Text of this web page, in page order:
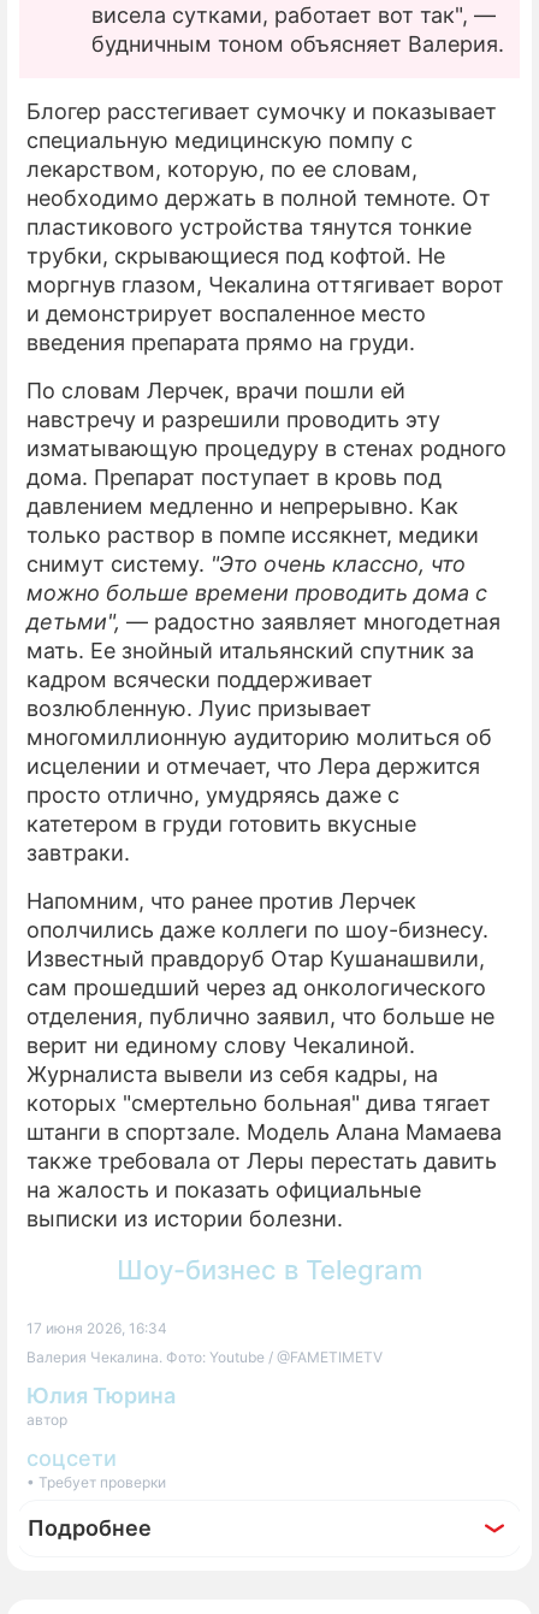
висела сутками, работает вот так", —
будничным тоном объясняет Валерия.
Блогер расстегивает сумочку и показывает
специальную медицинскую помпу с
лекарством, которую, по ее словам,
необходимо держать в полной темноте. От
пластикового устройства тянутся тонкие
трубки, скрывающиеся под кофтой. Не
моргнув глазом, Чекалина оттягивает ворот
и демонстрирует воспаленное место
введения препарата прямо на груди.
По словам Лерчек, врачи пошли ей
навстречу и разрешили проводить эту
изматывающую процедуру в стенах родного
дома. Препарат поступает в кровь под
давлением медленно и непрерывно. Как
только раствор в помпе иссякнет, медики
снимут систему. "Это очень классно, что
можно больше времени проводить дома с
детьми", — радостно заявляет многодетная
мать. Ее знойный итальянский спутник за
кадром всячески поддерживает
возлюбленную. Луис призывает
многомиллионную аудиторию молиться об
исцелении и отмечает, что Лера держится
просто отлично, умудряясь даже с
катетером в груди готовить вкусные
завтраки.
Напомним, что ранее против Лерчек
ополчились даже коллеги по шоу-бизнесу.
Известный правдоруб Отар Кушанашвили,
сам прошедший через ад онкологического
отделения, публично заявил, что больше не
верит ни единому слову Чекалиной.
Журналиста вывели из себя кадры, на
которых "смертельно больная" дива тягает
штанги в спортзале. Модель Алана Мамаева
также требовала от Леры перестать давить
на жалость и показать официальные
выписки из истории болезни.
Шоу-бизнес в Telegram
17 июня 2026, 16:34
Валерия Чекалина. Фото: Youtube / @FAMETIMETV
Юлия Тюрина
автор
соцсети
• Требует проверки
Подробнее